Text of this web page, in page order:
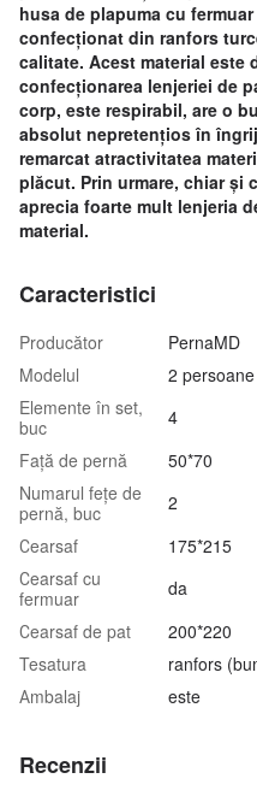
husa de plapuma cu
confecționat din ranfors
calitate. Acest material este
confecționarea lenjeriei de
corp, este respirabil, are o
absolut nepretențios în
remarcat atractivitatea
plăcut. Prin urmare, chiar și
aprecia foarte mult lenjeria
material.
Caracteristici
Producător
PernaMD
Modelul
2 persoane
Elemente în set,
buc
4
Față de pernă
50*70
Numarul fețe de
pernă, buc
2
Сearsaf
175*215
Сearsaf cu
fermuar
da
Сearsaf de pat
200*220
Tesatura
ranfors
Аmbalaj
este
Recenzii